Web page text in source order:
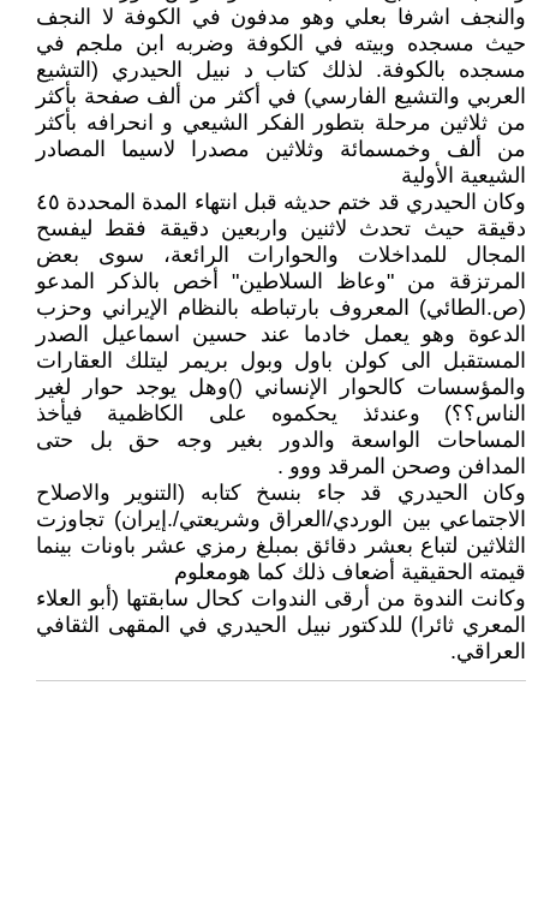
والنجف اشرفا بعلي وهو مدفون في الكوفة لا النجف
حيث مسجده وبيته في الكوفة وضربه ابن ملجم في
مسجده بالكوفة. لذلك كتاب د نبيل الحيدري (التشيع
العربي والتشيع الفارسي) في أكثر من ألف صفحة بأكثر
من ثلاثين مرحلة بتطور الفكر الشيعي و انحرافه بأكثر
من ألف وخمسمائة وثلاثين مصدرا لاسيما المصادر
الشيعية الأولية
وكان الحيدري قد ختم حديثه قبل انتهاء المدة المحددة ٤٥
دقيقة حيث تحدث لاثنين واربعين دقيقة فقط ليفسح
المجال للمداخلات والحوارات الرائعة، سوى بعض
المرتزقة من "وعاظ السلاطين" أخص بالذكر المدعو
(ص.الطائي) المعروف بارتباطه بالنظام الإيراني وحزب
الدعوة وهو يعمل خادما عند حسين اسماعيل الصدر
المستقبل الى كولن باول وبول بريمر ليتلك العقارات
والمؤسسات كالحوار الإنساني ()وهل يوجد حوار لغير
الناس؟؟) وعندئذ يحكموه على الكاظمية فيأخذ
المساحات الواسعة والدور بغير وجه حق بل حتى
المدافن وصحن المرقد ووو .
وكان الحيدري قد جاء بنسخ كتابه (التنوير والاصلاح
الاجتماعي بين الوردي/العراق وشريعتي/.إيران) تجاوزت
الثلاثين لتباع بعشر دقائق بمبلغ رمزي عشر باونات بينما
قيمته الحقيقية أضعاف ذلك كما هومعلوم
وكانت الندوة من أرقى الندوات كحال سابقتها (أبو العلاء
المعري ثائرا) للدكتور نبيل الحيدري في المقهى الثقافي
العراقي.